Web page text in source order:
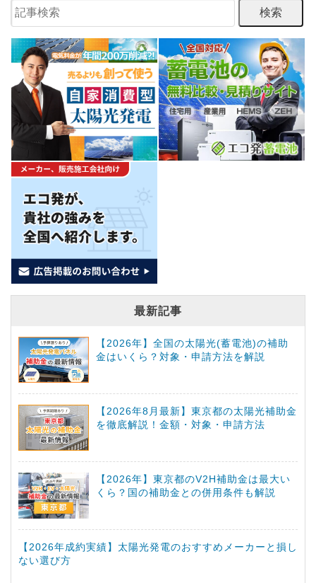
最新記事
【2026年】全国の太陽光(蓄電池)の補助
金はいくら？対象・申請方法を解説
【2026年8月最新】東京都の太陽光補助金
を徹底解説！金額・対象・申請方法
【2026年】東京都のV2H補助金は最大い
くら？国の補助金との併用条件も解説
【2026年成約実績】太陽光発電のおすすめメーカーと損し
ない選び方